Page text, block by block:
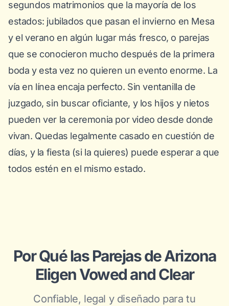
segundos matrimonios que la mayoría de los
estados: jubilados que pasan el invierno en Mesa
y el verano en algún lugar más fresco, o parejas
que se conocieron mucho después de la primera
boda y esta vez no quieren un evento enorme. La
vía en línea encaja perfecto. Sin ventanilla de
juzgado, sin buscar oficiante, y los hijos y nietos
pueden ver la ceremonia por video desde donde
vivan. Quedas legalmente casado en cuestión de
días, y la fiesta (si la quieres) puede esperar a que
todos estén en el mismo estado.
Por Qué las Parejas de Arizona
Eligen Vowed and Clear
Confiable, legal y diseñado para tu